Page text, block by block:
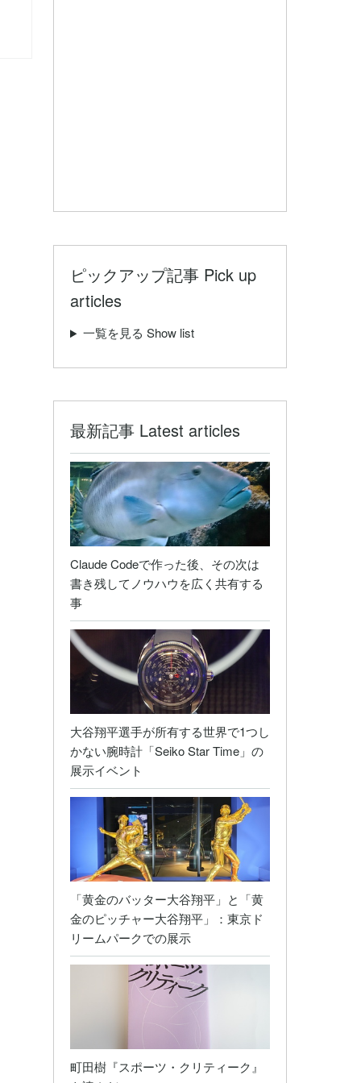
ピックアップ記事 Pick up
articles
一覧を見る Show list
最新記事 Latest articles
Claude Codeで作った後、その次は
書き残してノウハウを広く共有する
事
大谷翔平選手が所有する世界で1つし
かない腕時計「Seiko Star Time」の
展示イベント
「黄金のバッター大谷翔平」と「黄
金のピッチャー大谷翔平」：東京ド
リームパークでの展示
町田樹『スポーツ・クリティーク』